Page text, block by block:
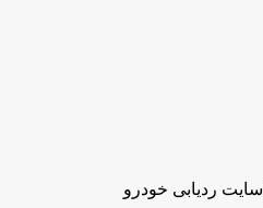
سایت ردیابی خودرو